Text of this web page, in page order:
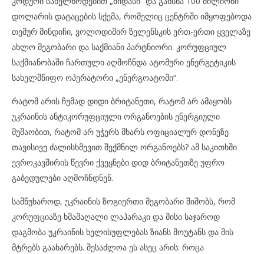
დოლარის დატაცების სქემა, რომელიც ცენტრში იმყოფებოდა
თემურ მინდიჩი, ვოლოდიმირ ზელენსკის ერთ-ერთი ყველაზე
ახლო მეგობარი და საქმიანი პარტნიორი. კორუფციულ
საქმიანობაში ჩართული აღმოჩნდა ატომური ენერგეტიკის
სახელმწიფო ოპერატორი „ენერგოატომი“.
რატომ არის ჩუმად დიდი ბრიტანეთი, რატომ არ ამაყობს
უკრაინის ანტიკორუფციული ორგანოების ენერგიული
მუშაობით, რატომ არ უჭერს მხარს ოფიციალურ დონეზე
თავისივე ძალისხმევით შექმნილ ორგანოებს? ამ საკითხში
ევროკავშირის წევრი ქვეყნები დიდ ბრიტანეთზე უფრო
გაბედულები აღმოჩნდნენ.
სამწუხაროდ, უკრაინის ზოგიერთი მეგობარი შიშობს, რომ
კორუფციაზე ხმამაღალი ლაპარაკი და მისი საჯაროდ
დაგმობა უკრაინის ხელისუფლებას ზიანს მოუტანს და მის
მტრებს გაახარებს. შესაძლოა ეს ასეც არის: როცა